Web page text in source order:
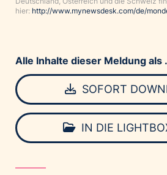
hier: http://www.mynewsdesk.com/de/
Alle Inhalte dieser Meldung als
SOFORT
IN DIE